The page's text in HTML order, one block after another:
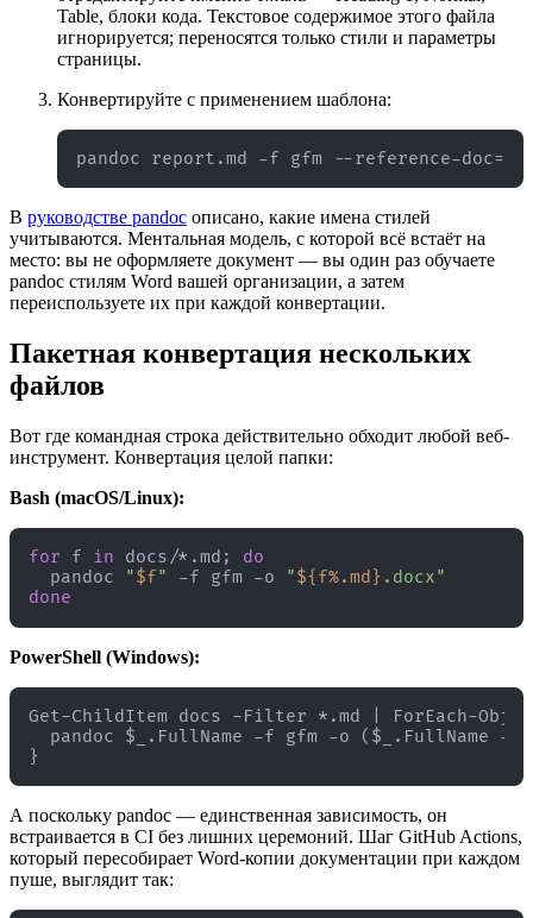
Table, блоки кода. Текстовое содержимое этого файла
игнорируется; переносятся только стили и параметры
страницы.
Конвертируйте с применением шаблона:
В руководстве pandoc описано, какие имена стилей
учитываются. Ментальная модель, с которой всё встаёт на
место: вы не оформляете документ — вы один раз обучаете
pandoc стилям Word вашей организации, а затем
переиспользуете их при каждой конвертации.
Пакетная конвертация нескольких
файлов
Вот где командная строка действительно обходит любой веб-
инструмент. Конвертация целой папки:
Bash (macOS/Linux):
for f in docs/*.md; do
  pandoc
"$f" -f gfm -o "${f%.md} .docx"
done
PowerShell (Windows):
Get-ChildItem docs -Filter *.md | ForEach-
pandoc $_.FullName -f gfm -o ($_.FullName -
А поскольку pandoc — единственная зависимость, он
встраивается в CI без лишних церемоний. Шаг GitHub Actions,
который пересобирает Word-копии документации при каждом
пуше, выглядит так: